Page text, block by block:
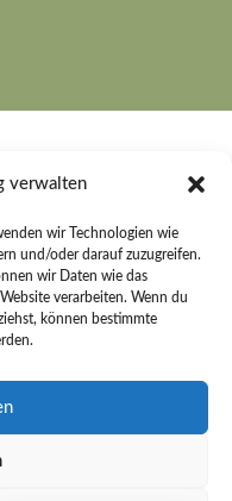
verwalten
wir Technologien wie
und/oder darauf zuzugreifen.
wir Daten wie das
verarbeiten. Wenn du
können bestimmte